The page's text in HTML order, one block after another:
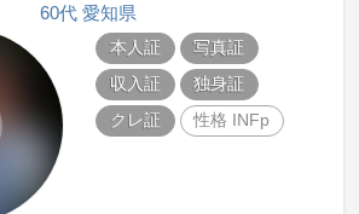
60代 愛知県
本人証
写真証
収入証
独身証
クレ証
性格 INFp